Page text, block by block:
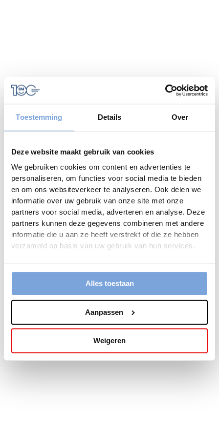
Toestemming Details Over
Deze website maakt gebruik van cookies
We gebruiken cookies om content en advertenties te
personaliseren, om functies voor social media te bieden
en om ons websiteverkeer te analyseren. Ook delen we
informatie over uw gebruik van onze site met onze
partners voor social media, adverteren en analyse. Deze
partners kunnen deze gegevens combineren met andere
informatie die u aan ze heeft verstrekt of die ze hebben
verzameld op basis van uw gebruik van hun services.
Alles toestaan
Aanpassen
Weigeren
Application error: a client-side exception has occurred while
loading
www.bariseaumottrie.be (see the browser console
more information).